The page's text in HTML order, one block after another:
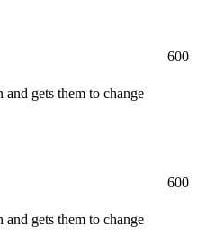
gets them to change
600
gets them to change
600